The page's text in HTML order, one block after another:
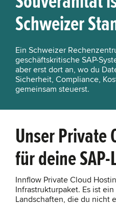
Schweizer
Ein Schweizer
geschäftskritische SAP-
aber erst dort an, wo du
Sicherheit, Compliance,
gemeinsam steuerst.
Unser Private
für deine
Innflow Private Cloud
Infrastrukturpaket. Es ist
Landschaften, die du nicht